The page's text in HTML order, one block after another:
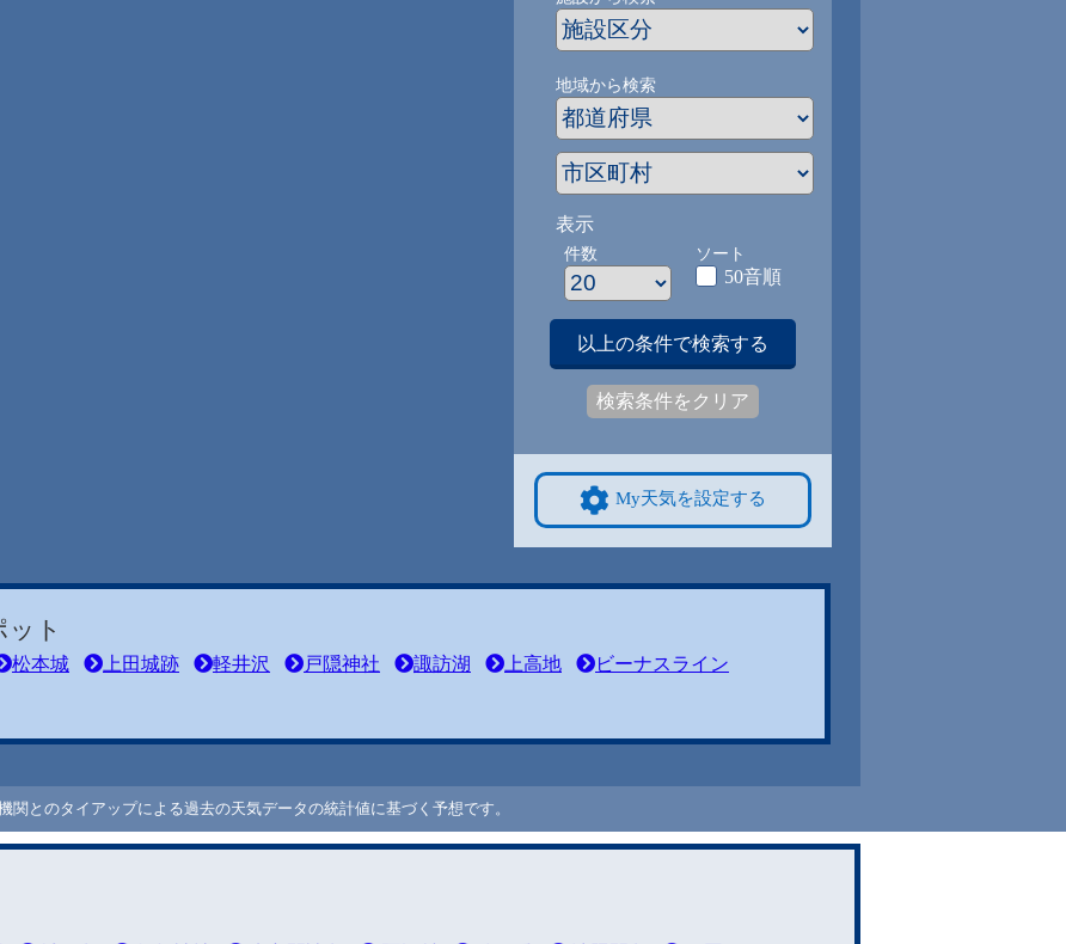
地域から検索
表示
件数 ソート
50音順
以上の条件で検索する
検索条件をクリア
My天気を設定する
ト
松本城 上田城跡 軽井沢 戸隠神社 諏訪湖 上高地
ビーナスライン
とのタイアップによる過去の天気データの統計値に基づく予想です。